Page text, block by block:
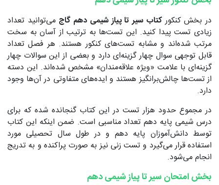
در بخش کنکورکتاب سیر تا پیاز شیمی دهم گاج می‌توانید تعداد
زیادی تست پیدا کنید. این تست‌ها به ترتیب از آسان به سخت
مرتب شده‌اند و مشابه تست‌های کنکور هستند. هر فصل تعداد
قابل توجهی سوال چهار گزینه‌ای دارد و بعضی از این سوالات چهار
گزینه‌ای با علامت «ویژه علاقه‌مندان» مشخص شده‌اند. این دسته
از تست‌ها چالش‌برانگیز هستند و ایده‌های متفاوتی در آن‌ها وجود
دارد.
در مجموع حدود هزار تست در این کتاب گنجانده شده که برای
درس شیمی پایه دهم تعداد مناسبی است. ضمن اینکه این کتاب
توسط دانش‌آموزان پایه دهم و در طول سال تحصیلی مورد
استفاده قرار می‌گیرد و تست زنی نیز به صورت پراکنده و به تدریج
انجام می‌شود.
بخش امتحان سیر تا پیاز شیمی دهم